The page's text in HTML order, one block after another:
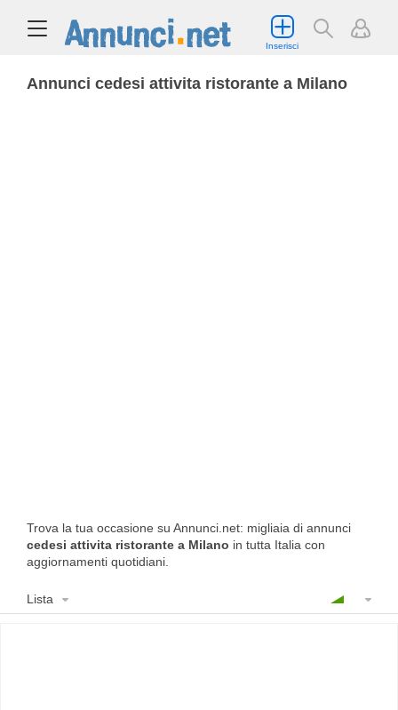
Inserisci
Annunci cedesi attivita ristorante a Milano
Trova la tua occasione su Annunci.net: migliaia di annunci
cedesi attivita ristorante a Milano in tutta Italia con
aggiornamenti quotidiani.
Lista